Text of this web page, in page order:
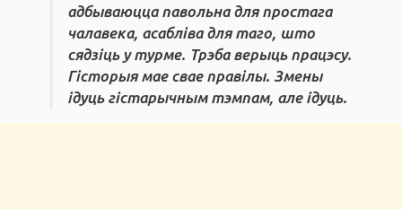
адбываюцца павольна для простага
чалавека, асабліва для таго, што
сядзіць у турме. Трэба верыць працэсу.
Гісторыя мае свае правілы. Змены
ідуць гістарычным тэмпам, але ідуць.